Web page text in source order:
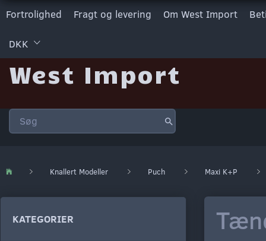
Fortrolighed Fragt og levering Om West Import
DKK
West Import
Knallert Modeller Puch Maxi K+P
KATEGORIER